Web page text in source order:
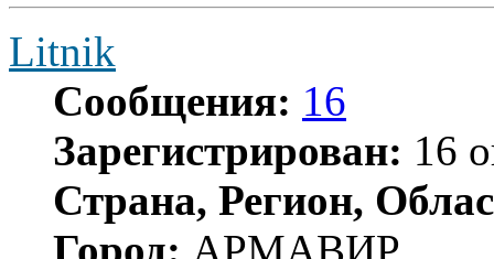
Litnik
Сообщения: 16
Зарегистрирован: 16
Страна, Регион,